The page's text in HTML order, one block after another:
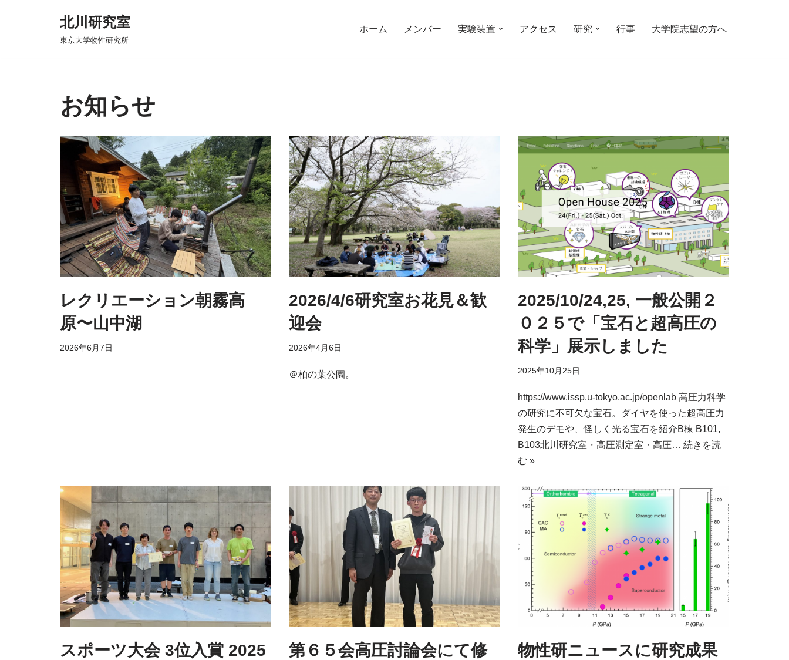
北川研究室
東京大学物性研究所
ホーム メンバー 実験装置 アクセス 研究 行事 大学院志望の方へ
お知らせ
レクリエーション朝霧高
原〜山中湖
2026年6月7日
2026/4/6研究室お花見＆歓
迎会
2026年4月6日
＠柏の葉公園。
2025/10/24,25, 一般公開２
０２５で「宝石と超高圧の
科学」展示しました
2025年10月25日
https://www.issp.u-tokyo.ac.jp/openlab 高圧力科学
の研究に不可欠な宝石。ダイヤを使った超高圧力
発生のデモや、怪しく光る宝石を紹介B棟 B101,
B103北川研究室・高圧測定室・高圧… 続きを読
む »
スポーツ大会 3位入賞 2025
第６５会高圧討論会にて修
物性研ニュースに研究成果